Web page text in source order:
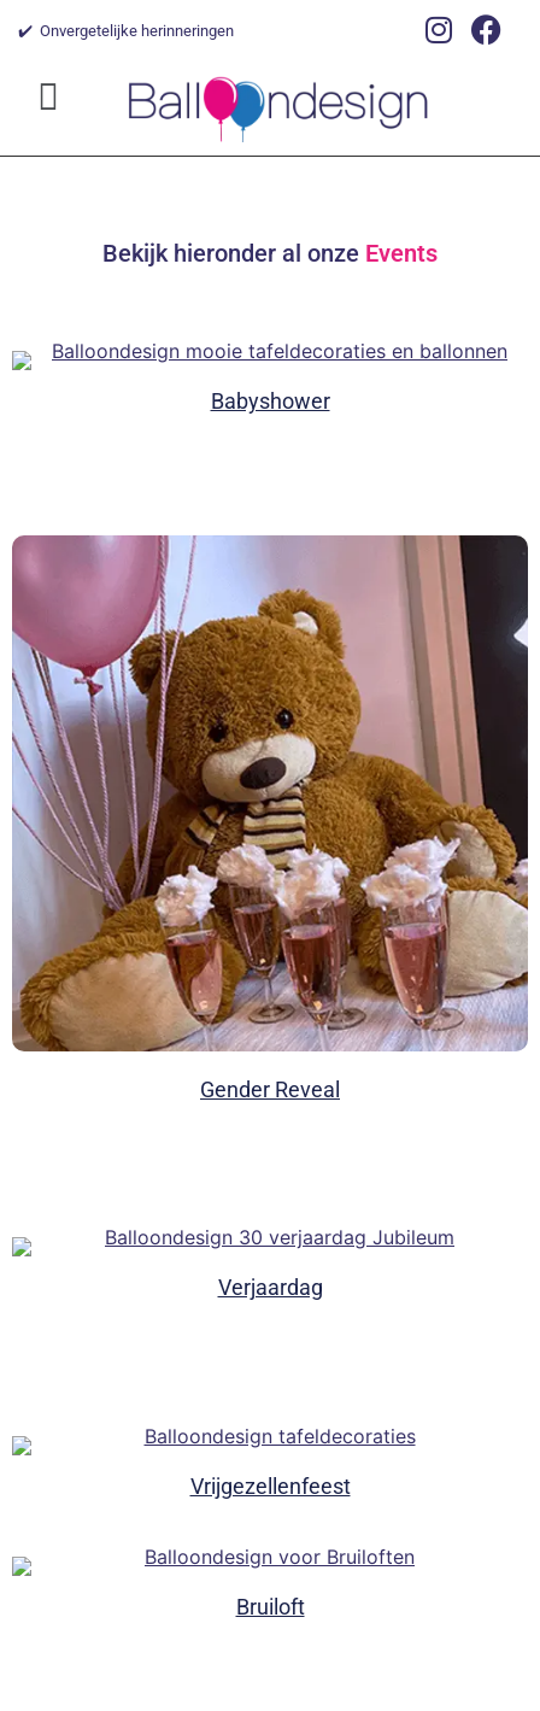
✔️ Onvergetelijke herinneringen
Bekijk hieronder al onze Events
Babyshower
Gender Reveal
Verjaardag
Vrijgezellenfeest
Bruiloft